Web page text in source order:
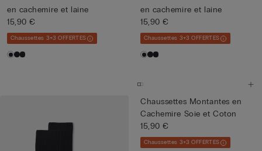
en cachemire et laine
15,90 €
Chaussettes 3+3 OFFERTES
en cachemire et laine
15,90 €
Chaussettes 3+3 OFFERTES
Chaussettes Montantes en
Cachemire Soie et Coton
15,90 €
Chaussettes 3+3 OFFERTES